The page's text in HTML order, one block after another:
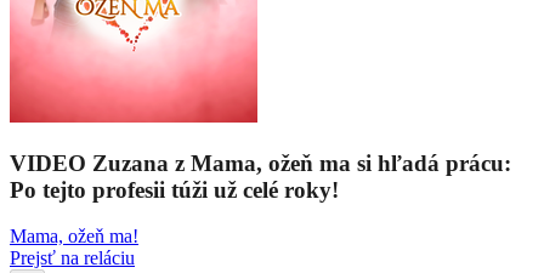
VIDEO Zuzana z Mama, ožeň ma si hľadá prácu:
Po tejto profesii túži už celé roky!
Mama, ožeň ma!
Prejsť na reláciu